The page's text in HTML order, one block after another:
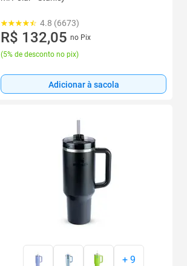
4.8 (6673)
R$ 132,05 no Pix
(5% de desconto no pix)
Adicionar à sacola
+ 9